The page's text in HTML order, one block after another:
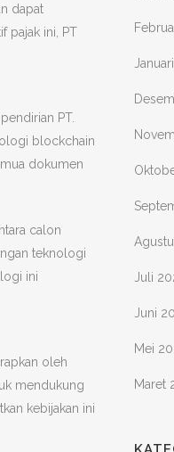
dapat
pajak ini, PT
PT.
blockchain
dokumen
calon
teknologi
ini
oleh
mendukung
kebijakan ini
Juli
Juni
Mei
Maret